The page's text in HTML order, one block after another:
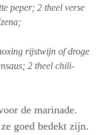
peper; 2 theel verse
rijstwijn of droge
2 theel chili-
de marinade.
goed bedekt zijn.